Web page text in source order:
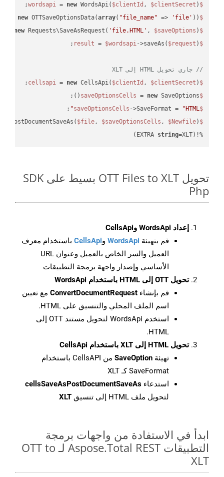
$wordsapi
= new WordsApi( $clientId , $clientSecret );
$saveOptions
new OTTSaveOptionsData(array( "file_name" => 'file' ));
$request
new Requests\SaveAsRequest( 'file.HTML' , $saveOptions );
$result
= $wordsapi->saveAs( $request
// جاري تحويل HTML إلى XLT
$cellsapi
= new CellsApi( $clientId , $clientSecret );
$saveOptionsCells
= new SaveOptions();
$saveOptionsCells
->SaveFormat = "HTML"
;
$cellsApiResult
$file, $saveOptionsCells , $Newfile
%!(EXTRA
string=XLT)
تحويل OTT Files to XLT بسيط على SDK
Php
إعداد WordsApi وCellsApi
قم بتهيئة WordsApi وCellsApi باستخدام معرف
العميل والسر الخاص بالعميل وعنوان URL
الأساسي وإصدار واجهة برمجة التطبيقات
تحويل OTT إلى HTML باستخدام WordsApi
قم بإنشاء ConvertDocumentRequest مع تعيين
اسم الملف المحلي والتنسيق على HTML.
استخدم WordsApi لتحويل مستند OTT إلى
HTML.
تحويل HTML إلى XLT باستخدام CellsApi
تهيئة SaveOption
من CellsAPI باستخدام
SaveFormat كـ XLT
استدعاء cellsSaveAsPostDocumentSaveAs
لتحويل ملف HTML إلى تنسيق
XLT
ابدأ في الاستفادة من واجهات برمجة
التطبيقات Aspose.Total REST لـ OTT to
XLT